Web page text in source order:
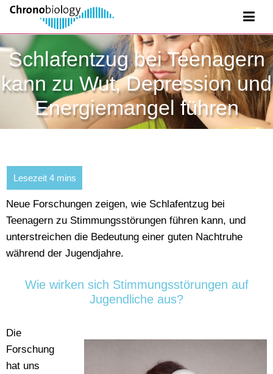
Schlafentzug bei Teenagern
kann zu Wut, Depression und
Energiemangel führen
Neue Forschungen zeigen, wie Schlafentzug bei
Teenagern zu Stimmungsstörungen führen kann, und
unterstreichen die Bedeutung einer guten Nachtruhe
während der Jugendjahre.
Wie wirken sich Stimmungsstörungen auf
Jugendliche aus?
Die
Forschung
hat uns